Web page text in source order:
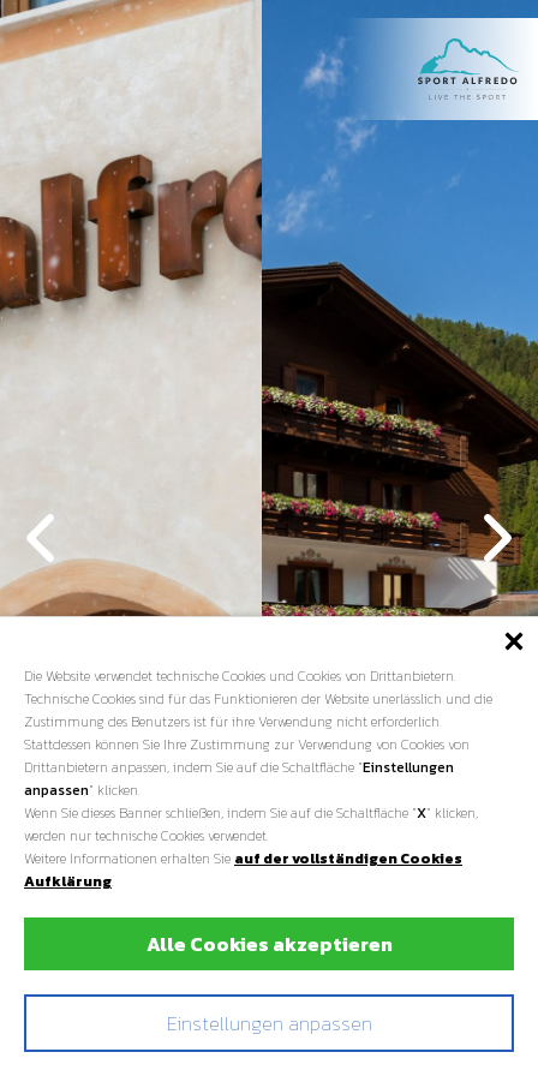
Die Website verwendet technische Cookies und Cookies von Drittanbietern.
Technische Cookies sind für das Funktionieren der Website unerlässlich und die
Zustimmung des Benutzers ist für ihre Verwendung nicht erforderlich.
Stattdessen können Sie Ihre Zustimmung zur Verwendung von Cookies von
Drittanbietern anpassen, indem Sie auf die Schaltfläche "Einstellungen
anpassen" klicken.
Wenn Sie dieses Banner schließen, indem Sie auf die Schaltfläche "X" klicken,
werden nur technische Cookies verwendet.
Weitere Informationen erhalten Sie auf der vollständigen Cookies
Aufklärung.
Alle Cookies akzeptieren
Einstellungen anpassen